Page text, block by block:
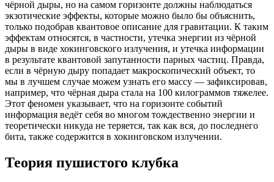
чёрной дыры, но на самом горизонте должны наблюдаться
экзотические эффекты, которые можно было бы объяснить,
только подобрав квантовое описание для гравитации. К таким
эффектам относятся, в частности, утечка энергии из чёрной
дыры в виде хокинговского излучения, и утечка информации
в результате квантовой запутанности парных частиц. Правда,
если в чёрную дыру попадает макроскопический объект, то
мы в лучшем случае можем узнать его массу — зафиксировав,
например, что чёрная дыра стала на 100 килограммов тяжелее.
Этот феномен указывает, что на горизонте событий
информация ведёт себя во многом тождественно энергии и
теоретически никуда не теряется, так как вся, до последнего
бита, также содержится в хокинговском излучении.
Теория пушистого клубка